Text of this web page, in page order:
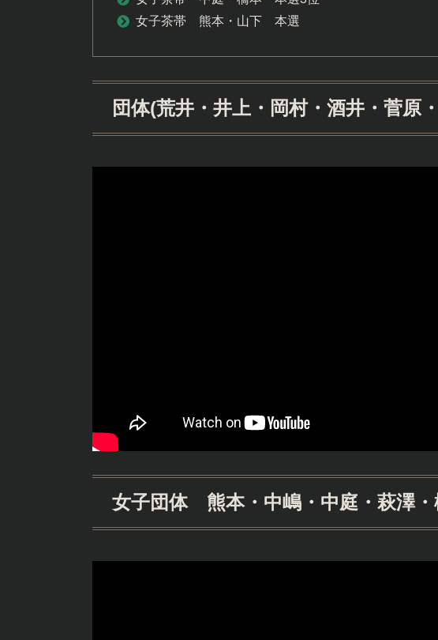
女子茶帯 熊本・山下 本選
団体(荒井・井上・岡村・酒井・菅原
女子団体 熊本・中嶋・中庭・萩澤・